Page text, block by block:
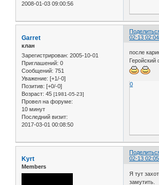
2008-01-03 09:00:56
02-13
Garret
клан
Зарегистрирован: 2005-10-01
Приглашений: 0
Сообщений: 751
Уважение: [+1/-0]
Позитив: [+0/-0]
Возраст: 45 [1981-05-23]
Провел на форуме:
10 минут
Последний визит:
2017-03-01 00:08:50
после
0
02-13
Kyrt
Members
Я тут
замутить.